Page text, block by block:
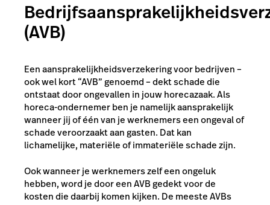
(AVB)
Een aansprakelijkheidsverzekering voor bedrijven –
ook wel kort “AVB” genoemd – dekt schade die
ontstaat door ongevallen in jouw horecazaak. Als
horeca-ondernemer ben je namelijk aansprakelijk
wanneer jij of één van je werknemers een ongeval of
schade veroorzaakt aan gasten. Dat kan
lichamelijke, materiële of immateriële schade zijn.
Ook wanneer je werknemers zelf een ongeluk
hebben, word je door een AVB gedekt voor de
kosten die daarbij komen kijken. De meeste AVBs